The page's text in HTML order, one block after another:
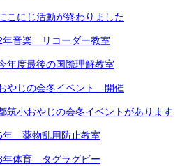
こにじ活動が終わりました
年音楽 リコーダー教室
年度最後の国際理解教室
やじの会冬イベント 開催
筑小おやじの会冬イベントがあります
年 薬物乱用防止教室
年体育 タグラグビー